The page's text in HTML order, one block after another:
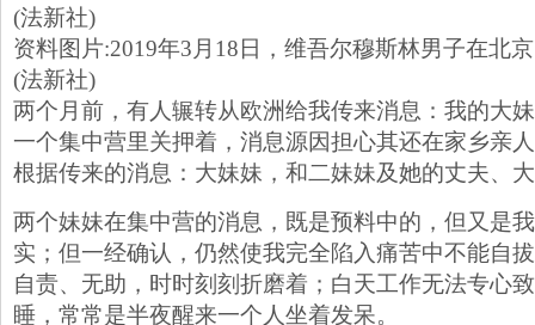
(法新社)
资料图片:2019年3月18日，维吾尔穆斯林男子在北
(法新社)
两个月前，有人辗转从欧洲给我传来消息：我的大
一个集中营里关押着，消息源因担心其还在家乡亲
根据传来的消息：大妹妹，和二妹妹及她的丈夫、
两个妹妹在集中营的消息，既是预料中的，但又是
实；但一经确认，仍然使我完全陷入痛苦中不能自
自责、无助，时时刻刻折磨着；白天工作无法专心
睡，常常是半夜醒来一个人坐着发呆。